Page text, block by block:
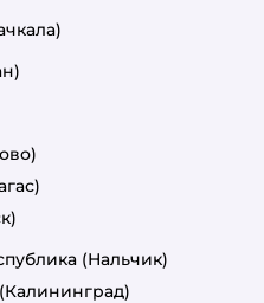
(Нальчик)
(Калининград)